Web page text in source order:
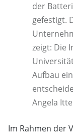
der
gefestigt.
zeigt: Die
Aufbau
Angela
Im Rahmen der